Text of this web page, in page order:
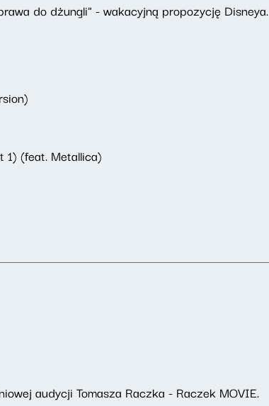
do dżungli" - wakacyjną propozycję Disneya.
1) (feat. Metallica)
audycji Tomasza Raczka - Raczek MOVIE.